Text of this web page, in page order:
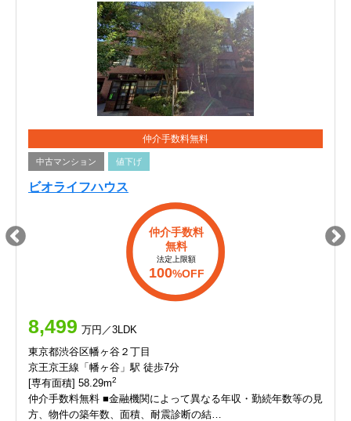
仲介手数料無料
中古マンション 値下げ
ビオライフハウス
仲介手数料
無料
法定上限額
100%OFF
8,499 万円／3LDK
東京都渋谷区幡ヶ谷２丁目
京王京王線「幡ヶ谷」駅 徒歩7分
[専有面積] 58.29m2
仲介手数料無料 ■金融機関によって異なる年収・勤続年数等の見
方、物件の築年数、面積、耐震診断の結…